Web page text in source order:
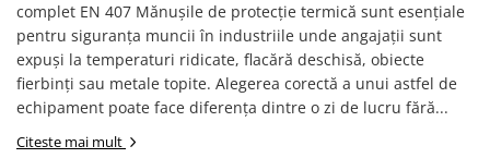
Semi-măști reutilizabile
Filtre
Accesorii protectie respiratorie
LUCRU LA ÎNĂLȚIME
Centuri și hamuri
complet EN 407 Mănușile de protecție termică sunt esențiale
pentru siguranța muncii în industriile unde angajații sunt
expuși la temperaturi ridicate, flacără deschisă, obiecte
fierbinți sau metale topite. Alegerea corectă a unui astfel de
echipament poate face diferența dintre o zi de lucru fără...
Citeste mai mult